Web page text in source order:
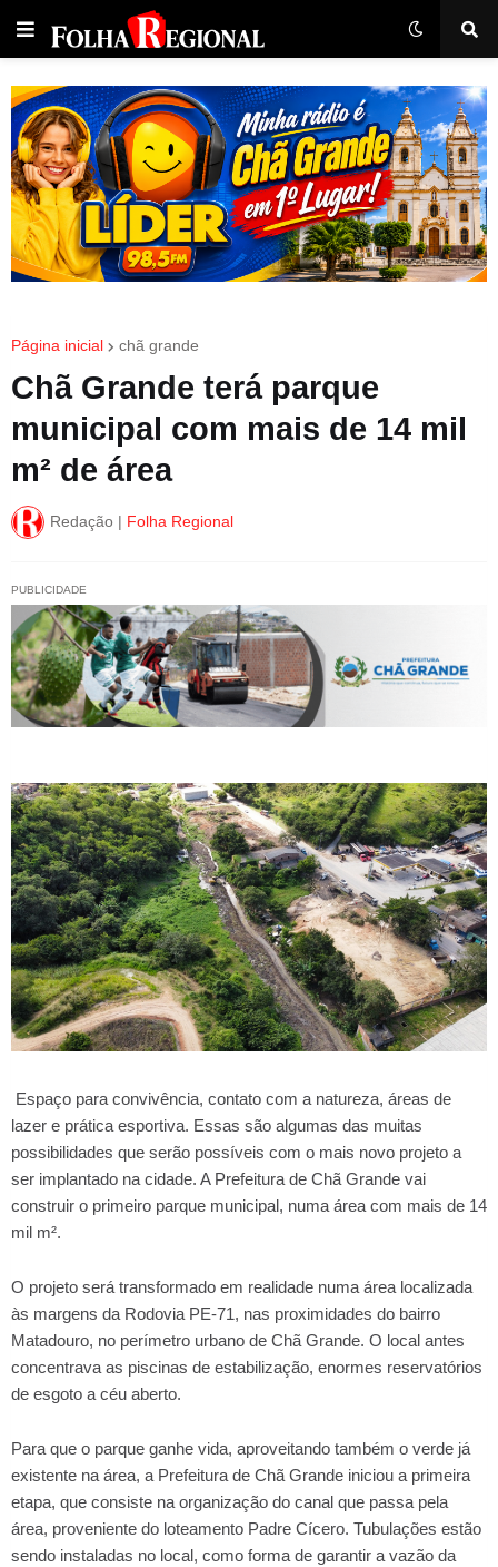
Página inicial chã grande
Chã Grande terá parque
municipal com mais de 14 mil
m² de área
Redação | Folha Regional
PUBLICIDADE
Espaço para convivência, contato com a natureza, áreas de
lazer e prática esportiva. Essas são algumas das muitas
possibilidades que serão possíveis com o mais novo projeto a
ser implantado na cidade. A Prefeitura de Chã Grande vai
construir o primeiro parque municipal, numa área com mais de 14
mil m².
O projeto será transformado em realidade numa área localizada
às margens da Rodovia PE-71, nas proximidades do bairro
Matadouro, no perímetro urbano de Chã Grande. O local antes
concentrava as piscinas de estabilização, enormes reservatórios
de esgoto a céu aberto.
Para que o parque ganhe vida, aproveitando também o verde já
existente na área, a Prefeitura de Chã Grande iniciou a primeira
etapa, que consiste na organização do canal que passa pela
área, proveniente do loteamento Padre Cícero. Tubulações estão
sendo instaladas no local, como forma de garantir a vazão da